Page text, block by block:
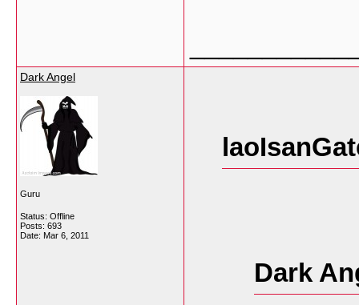
Dark Angel
Guru
Status: Offline
Posts: 693
Date: Mar 6, 2011
Dark